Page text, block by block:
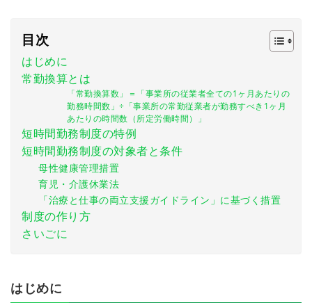
目次
はじめに
常勤換算とは
「常勤換算数」＝「事業所の従業者全ての1ヶ月あたりの
勤務時間数」÷「事業所の常勤従業者が勤務すべき1ヶ月
あたりの時間数（所定労働時間）」
短時間勤務制度の特例
短時間勤務制度の対象者と条件
母性健康管理措置
育児・介護休業法
「治療と仕事の両立支援ガイドライン」に基づく措置
制度の作り方
さいごに
はじめに